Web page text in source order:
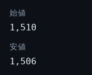
始値
1,510
安値
1,506